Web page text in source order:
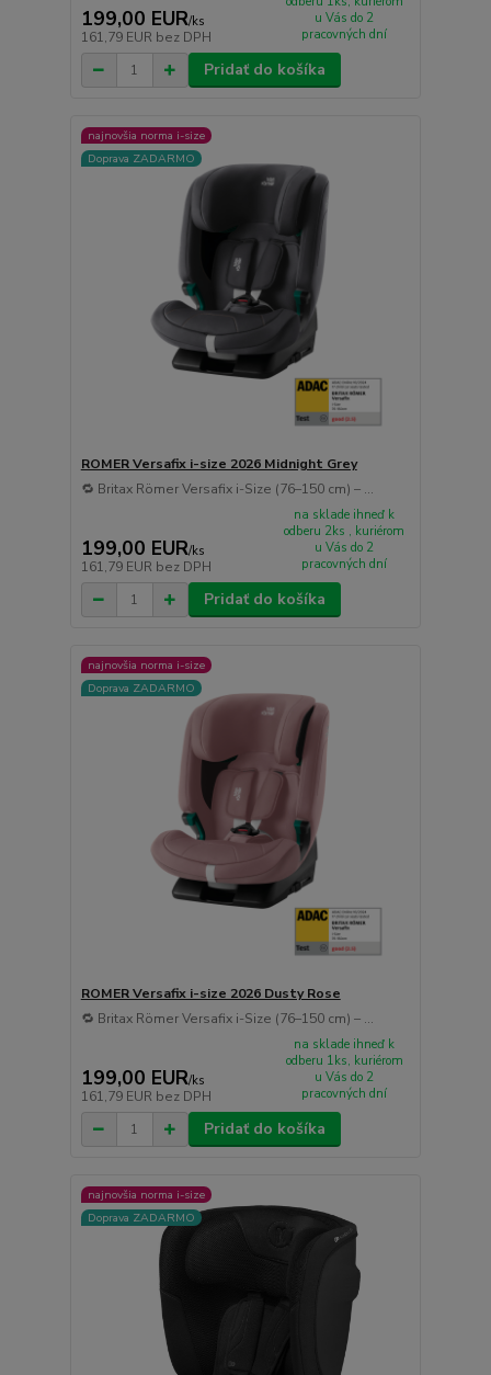
199,00 EUR/ks
161,79 EUR bez DPH
u Vás do 2
pracovných dní
Pridať do košíka
najnovšia norma i-size
Doprava ZADARMO
ROMER Versafix i-size 2026 Midnight Grey
🔁 Britax Römer Versafix i-Size (76–150 cm) – ...
199,00 EUR/ks
161,79 EUR bez DPH
na sklade ihneď k
odberu 2ks , kuriérom
u Vás do 2
pracovných dní
Pridať do košíka
najnovšia norma i-size
Doprava ZADARMO
ROMER Versafix i-size 2026 Dusty Rose
🔁 Britax Römer Versafix i-Size (76–150 cm) – ...
199,00 EUR/ks
161,79 EUR bez DPH
na sklade ihneď k
odberu 1ks, kuriérom
u Vás do 2
pracovných dní
Pridať do košíka
najnovšia norma i-size
Doprava ZADARMO